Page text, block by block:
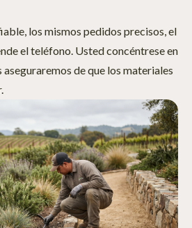
los mismos pedidos precisos, el
el teléfono. Usted concéntrese en
de que los materiales